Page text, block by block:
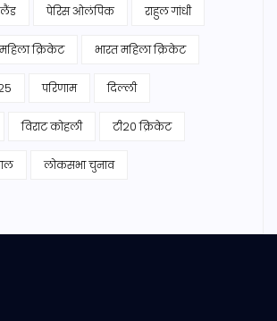
पेरिस ओलंपिक राहुल गांधी
महिला क्रिकेट भारत महिला क्रिकेट
परिणाम दिल्ली
विराट कोहली टी20 क्रिकेट
लोकसभा चुनाव